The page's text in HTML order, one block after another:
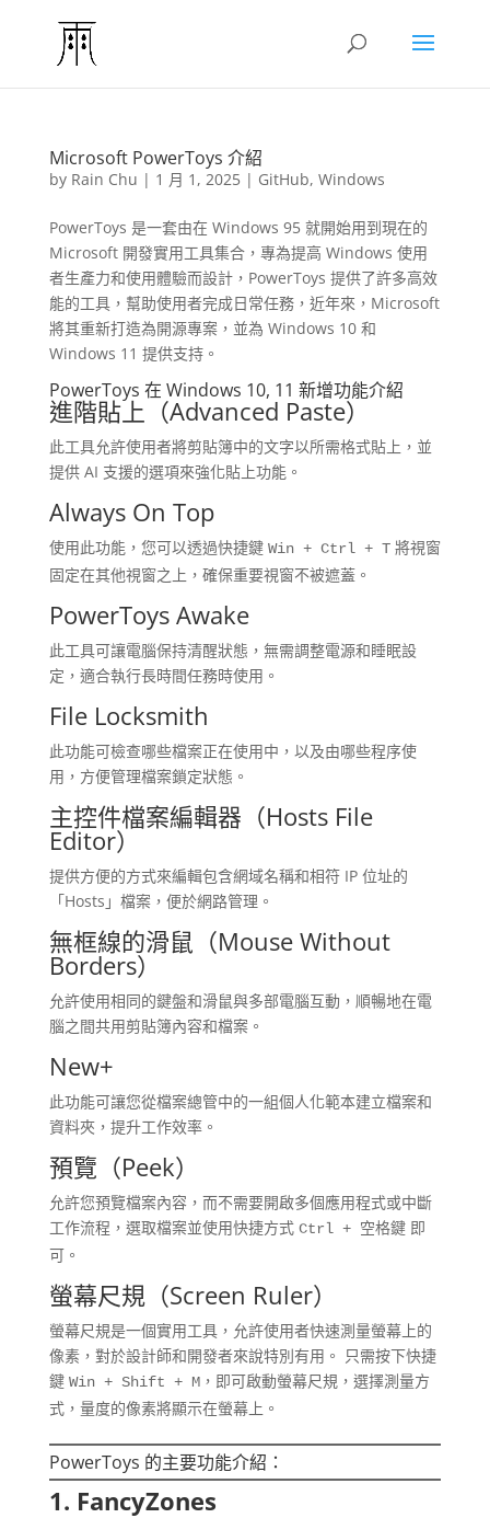
Microsoft PowerToys 介紹
by Rain Chu | 1 月 1, 2025| GitHub, Windows
PowerToys 是一套由在 Windows 95 就開始用到現在的
Microsoft 開發實用工具集合，專為提高 Windows 使用
者生產力和使用體驗而設計，PowerToys 提供了許多高效
能的工具，幫助使用者完成日常任務，近年來，Microsoft
將其重新打造為開源專案，並為 Windows 10 和
Windows 11 提供支持。
PowerToys 在 Windows 10, 11 新增功能介紹
進階貼上（Advanced Paste）
此工具允許使用者將剪貼簿中的文字以所需格式貼上，並
提供 AI 支援的選項來強化貼上功能。
Always On Top
使用此功能，您可以透過快捷鍵 Win + Ctrl + T將視窗
固定在其他視窗之上，確保重要視窗不被遮蓋。
PowerToys Awake
此工具可讓電腦保持清醒狀態，無需調整電源和睡眠設
定，適合執行長時間任務時使用。
File Locksmith
此功能可檢查哪些檔案正在使用中，以及由哪些程序使
用，方便管理檔案鎖定狀態。
主控件檔案編輯器（Hosts File
Editor）
提供方便的方式來編輯包含網域名稱和相符 IP 位址的
「Hosts」檔案，便於網路管理。
無框線的滑鼠（Mouse Without
Borders）
允許使用相同的鍵盤和滑鼠與多部電腦互動，順暢地在電
腦之間共用剪貼簿內容和檔案。
New+
此功能可讓您從檔案總管中的一組個人化範本建立檔案和
資料夾，提升工作效率。
預覽（Peek）
允許您預覽檔案內容，而不需要開啟多個應用程式或中斷
工作流程，選取檔案並使用快捷方式 Ctrl + 空格鍵即
可。
螢幕尺規（Screen Ruler）
螢幕尺規是一個實用工具，允許使用者快速測量螢幕上的
像素，對於設計師和開發者來說特別有用。 只需按下快捷
鍵 Win + Shift + M，即可啟動螢幕尺規，選擇測量方
式，量度的像素將顯示在螢幕上。
PowerToys 的主要功能介紹：
1. FancyZones